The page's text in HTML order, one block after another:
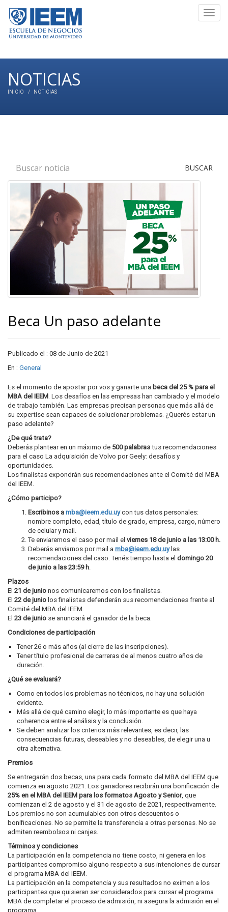
NOTICIAS
INICIO NOTICIAS
BUSCAR
Beca Un paso adelante
Publicado el : 08 de Junio de 2021
En : General
Es el momento de apostar por vos y ganarte una beca del 25 % para el
MBA del IEEM. Los desafíos en las empresas han cambiado y el modelo
de trabajo también. Las empresas precisan personas que más allá de
su expertise sean capaces de solucionar problemas. ¿Querés estar un
paso adelante?
¿De qué trata?
Deberás plantear en un máximo de 500 palabras tus recomendaciones
para el caso La adquisición de Volvo por Geely: desafíos y
oportunidades.
Los finalistas expondrán sus recomendaciones ante el Comité del MBA
del IEEM.
¿Cómo participo?
Escribinos a mba@ieem.edu.uycon tus datos personales:
nombre completo, edad, título de grado, empresa, cargo, número
de celular y mail.
Te enviaremos el caso por mail el viernes 18 de junio a las 13:00 h.
Deberás enviarnos por mail a mba@ieem.edu.uylas
recomendaciones del caso. Tenés tiempo hasta el domingo 20
de junio a las 23:59 h.
Plazos
El 21 de junio nos comunicaremos con los finalistas.
El 22 de junio los finalistas defenderán sus recomendaciones frente al
Comité del MBA del IEEM.
El 23 de junio se anunciará el ganador de la beca.
Condiciones de participación
Tener 26 o más años (al cierre de las inscripciones).
Tener título profesional de carreras de al menos cuatro años de
duración.
¿Qué se evaluará?
Como en todos los problemas no técnicos, no hay una solución
evidente.
Más allá de qué camino elegir, lo más importante es que haya
coherencia entre el análisis y la conclusión.
Se deben analizar los criterios más relevantes, es decir, las
consecuencias futuras, deseables y no deseables, de elegir una u
otra alternativa.
Premios
Se entregarán dos becas, una para cada formato del MBA del IEEM que
comienza en agosto 2021. Los ganadores recibirán una bonificación de
25% en el MBA del IEEM para los formatos Agosto y Senior, que
comienzan el 2 de agosto y el 31 de agosto de 2021, respectivamente.
Los premios no son acumulables con otros descuentos o
bonificaciones. No se permite la transferencia a otras personas. No se
admiten reembolsos ni canjes.
Términos y condiciones
La participación en la competencia no tiene costo, ni genera en los
participantes compromiso alguno respecto a sus intenciones de cursar
el programa MBA del IEEM.
La participación en la competencia y sus resultados no eximen a los
participantes que quisieran ser considerados para cursar el programa
MBA de completar el proceso de admisión, ni asegura la admisión en el
programa.